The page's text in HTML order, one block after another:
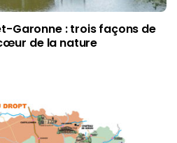
Garonne : trois façons de
de la nature